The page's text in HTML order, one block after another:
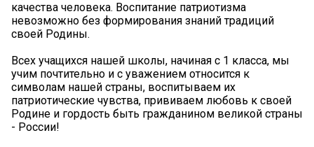
качества человека. Воспитание патриотизма
невозможно без формирования знаний традиций
своей Родины.
Всех учащихся нашей школы, начиная с 1 класса, мы
учим почтительно и с уважением относится к
символам нашей страны, воспитываем их
патриотические чувства, прививаем любовь к своей
Родине и гордость быть гражданином великой страны
- России!